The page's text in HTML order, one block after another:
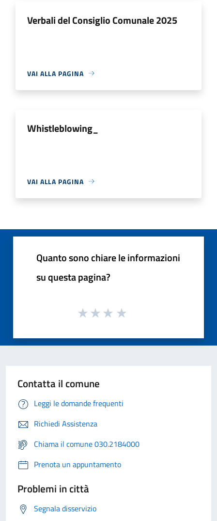
Verbali del Consiglio Comunale 2025
VAI ALLA PAGINA
Whistleblowing_
VAI ALLA PAGINA
Quanto sono chiare le informazioni
su questa pagina?
Contatta il comune
Leggi le domande frequenti
Richiedi Assistenza
Chiama il comune 030.2184000
Prenota un appuntamento
Problemi in città
Segnala disservizio